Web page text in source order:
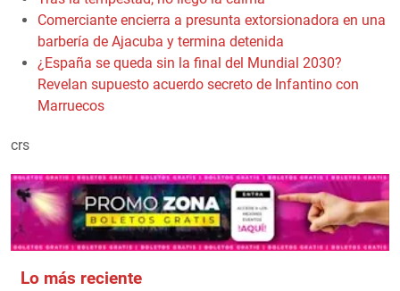
Comerciante encierra a presunta extorsionadora en una
barbería de Ajacuba y termina detenida
¿España se queda sin la final del Mundial 2030?
Revelan supuesto acuerdo secreto de Infantino con
Marruecos
crs
Lo más reciente